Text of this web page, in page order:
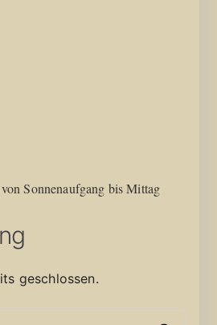
Sonnenaufgang bis Mittag
geschlossen.